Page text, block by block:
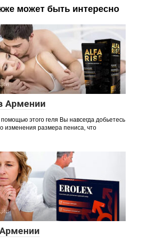
может быть интересно
Армении
этого геля Вы навсегда добьетесь
изменения размера пениса, что